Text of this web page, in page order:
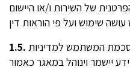
של השירות ו/או היישום
1.5.